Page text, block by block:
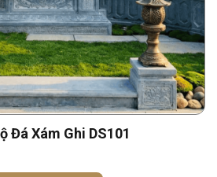
Đá Xám Ghi DS101